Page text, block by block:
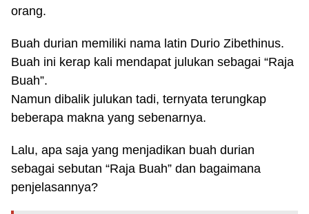
orang.
Buah durian memiliki nama latin Durio Zibethinus.
Buah ini kerap kali mendapat julukan sebagai “Raja
Buah”.
Namun dibalik julukan tadi, ternyata terungkap
beberapa makna yang sebenarnya.
Lalu, apa saja yang menjadikan buah durian
sebagai sebutan “Raja Buah” dan bagaimana
penjelasannya?